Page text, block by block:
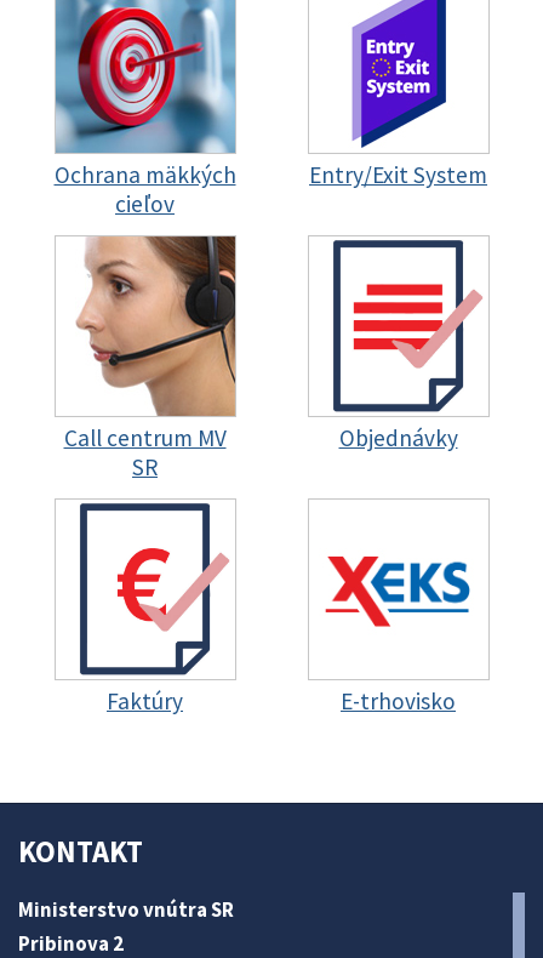
Ochrana mäkkých
cieľov
Entry/Exit System
Call centrum MV
SR
Objednávky
Faktúry E-trhovisko
KONTAKT
Ministerstvo vnútra SR
Pribinova 2